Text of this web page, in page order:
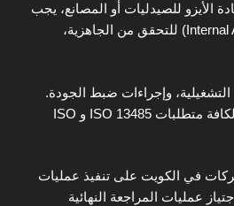
للصيدليات أو المصانع، يجب
إجراء تدقيق داخلي (Internal Audit) للتحقق من الجاهزية،
التشغيلية، وإجراءات ضبط الجودة.
التأكد من امتثال الشركة لكافة متطلبات ISO 13485 و ISO
في الكويت على تنفيذ عمليات
عمليات المراجعة النهائية